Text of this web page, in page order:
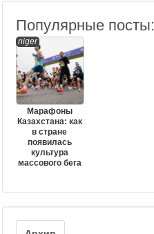
Популярные посты:
niger
Марафоны
Казахстана: как
в стране
появилась
культура
массового бега